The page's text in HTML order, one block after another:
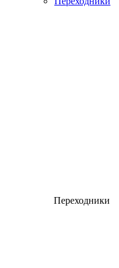
Переходники